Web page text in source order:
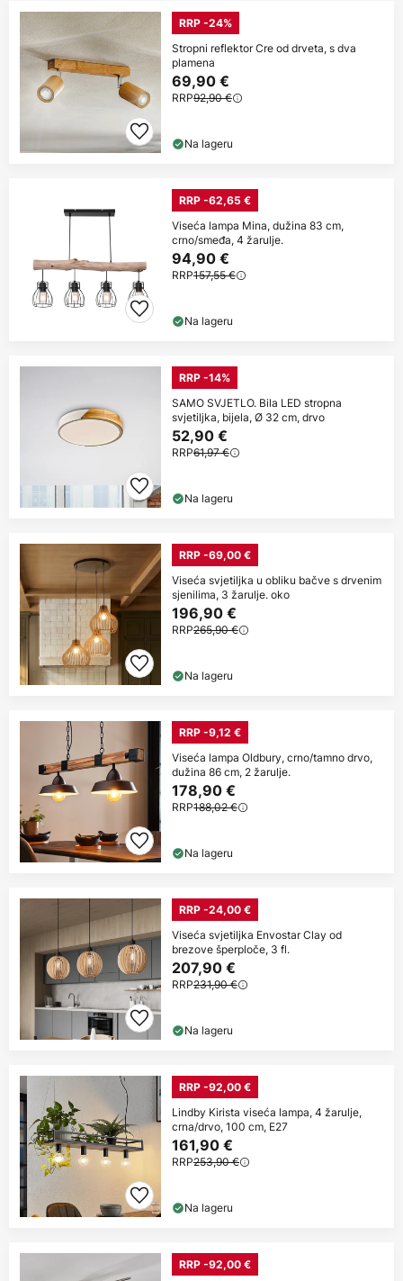
RRP -24%
Stropni reflektor Cre od drveta, s dva
plamena
69,90 €
RRP92,90 €
Na lageru
RRP -62,65 €
Viseća lampa Mina, dužina 83 cm,
crno/smeđa, 4 žarulje.
94,90 €
RRP157,55 €
Na lageru
RRP -14%
SAMO SVJETLO. Bila LED stropna
svjetiljka, bijela, Ø 32 cm, drvo
52,90 €
RRP61,97 €
Na lageru
RRP -69,00 €
Viseća svjetiljka u obliku bačve s drvenim
sjenilima, 3 žarulje. oko
196,90 €
RRP265,90 €
Na lageru
RRP -9,12 €
Viseća lampa Oldbury, crno/tamno drvo,
dužina 86 cm, 2 žarulje.
178,90 €
RRP188,02 €
Na lageru
RRP -24,00 €
Viseća svjetiljka Envostar Clay od
brezove šperploče, 3 fl.
207,90 €
RRP231,90 €
Na lageru
RRP -92,00 €
Lindby Kirista viseća lampa, 4 žarulje,
crna/drvo, 100 cm, E27
161,90 €
RRP253,90 €
Na lageru
RRP -92,00 €